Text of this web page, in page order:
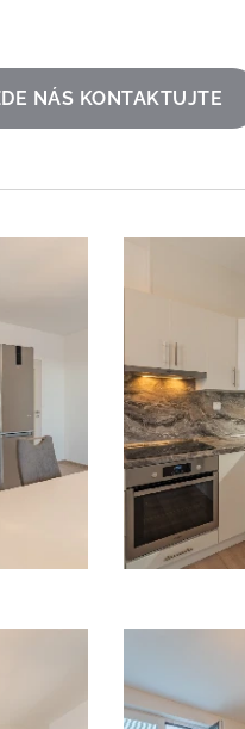
NÁS KONTAKTUJTE